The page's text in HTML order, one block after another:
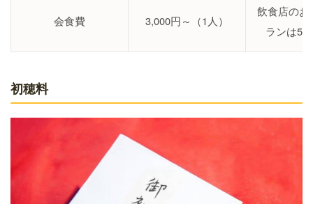
会食費 3,000円～（1人）
飲食店のお
ランは
初穂料